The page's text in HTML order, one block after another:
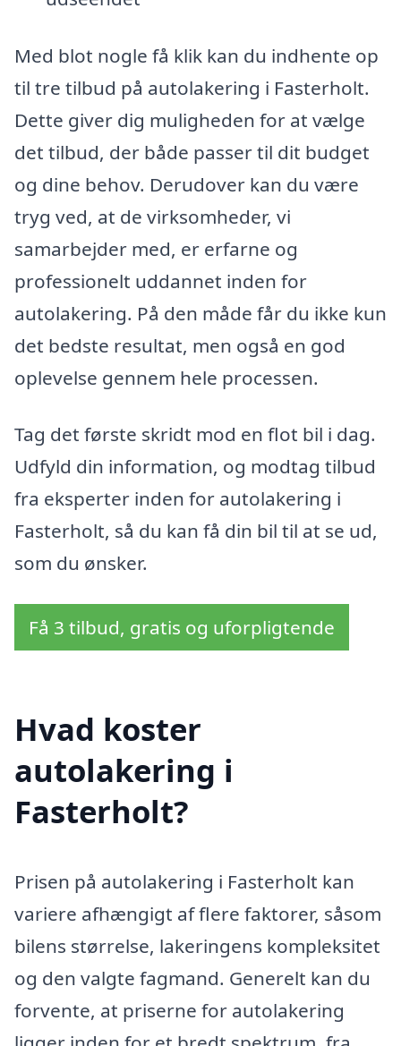
Med blot nogle få klik kan du indhente op
til tre tilbud på autolakering i Fasterholt.
Dette giver dig muligheden for at vælge
det tilbud, der både passer til dit budget
og dine behov. Derudover kan du være
tryg ved, at de virksomheder, vi
samarbejder med, er erfarne og
professionelt uddannet inden for
autolakering. På den måde får du ikke kun
det bedste resultat, men også en god
oplevelse gennem hele processen.
Tag det første skridt mod en flot bil i dag.
Udfyld din information, og modtag tilbud
fra eksperter inden for autolakering i
Fasterholt, så du kan få din bil til at se ud,
som du ønsker.
Få 3 tilbud, gratis og uforpligtende
Hvad koster
autolakering i
Fasterholt?
Prisen på autolakering i Fasterholt kan
variere afhængigt af flere faktorer, såsom
bilens størrelse, lakeringens kompleksitet
og den valgte fagmand. Generelt kan du
forvente, at priserne for autolakering